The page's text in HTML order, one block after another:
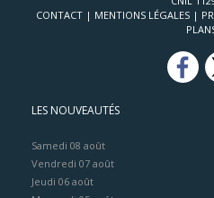
CONTACT | MENTIONS LÉGALES |
LES NOUVEAUTÉS
Samedi 08 août
Vendredi 07 août
Jeudi 06 août